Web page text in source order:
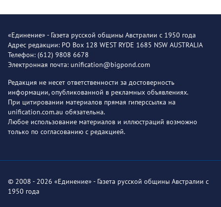
«Единение» - Газета русской общины Австралии с 1950 года
Адрес редакции: PO Box 128 WEST RYDE 1685 NSW AUSTRALIA
Телефон: (612) 9808 6678
Электронная почта: unification@bigpond.com
Редакция не несет ответственности за достоверность
информации, опубликованной в рекламных объявлениях.
При цитировании материалов прямая гиперссылка на
unification.com.au обязательна.
Любое использование материалов и иллюстраций возможно
только по согласованию с редакцией.
© 2008 - 2026 «Единение» - Газета русской общины Австралии с
1950 года